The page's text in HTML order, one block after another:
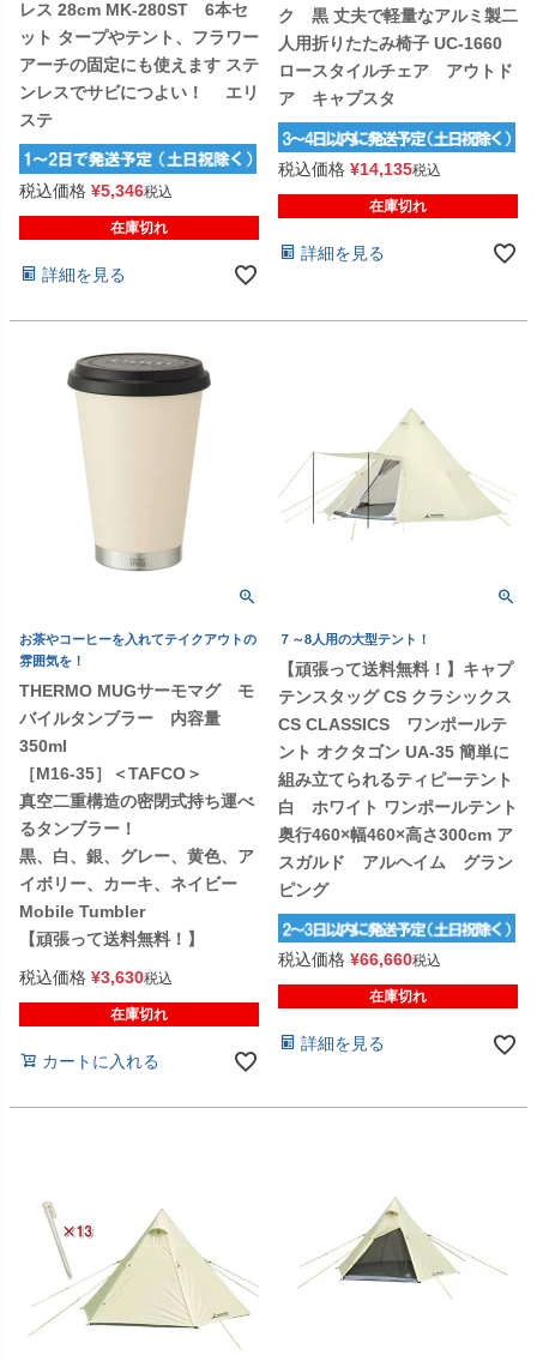
レス 28cm MK-280ST 6本セ
ット タープやテント、フラワー
アーチの固定にも使えます ステ
ンレスでサビにつよい！ エリ
ステ
税込価格 ¥5,346税込
在庫切れ
詳細を見る
ク 黒 丈夫で軽量なアルミ製二
人用折りたたみ椅子 UC-1660
ロースタイルチェア アウトド
ア キャプスタ
税込価格 ¥14,135税込
在庫切れ
詳細を見る
お茶やコーヒーを入れてテイクアウトの
雰囲気を！
THERMO MUGサーモマグ モ
バイルタンブラー 内容量
350ml
［M16-35］＜TAFCO＞
真空二重構造の密閉式持ち運べ
るタンブラー！
黒、白、銀、グレー、黄色、ア
イボリー、カーキ、ネイビー
Mobile Tumbler
【頑張って送料無料！】
税込価格 ¥3,630税込
在庫切れ
カートに入れる
７～8人用の大型テント！
【頑張って送料無料！】キャプ
テンスタッグ CS クラシックス
CS CLASSICS ワンポールテ
ント オクタゴン UA-35 簡単に
組み立てられるティピーテント
白 ホワイト ワンポールテント
奥行460×幅460×高さ300cm ア
スガルド アルヘイム グラン
ピング
税込価格 ¥66,660税込
在庫切れ
詳細を見る